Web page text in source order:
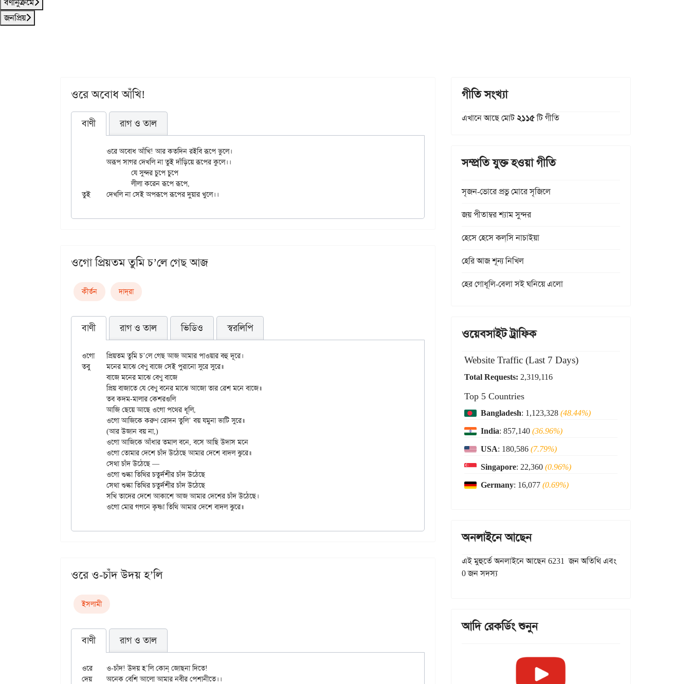
বর্ণানুক্রমে
জনপ্রিয়
ওরে অবোধ আঁখি!
বাণী রাগ ও তাল
	অরূপ সাগর দেখলি না তুই দাঁড়িয়ে রূপের কুলে।।
		লীলা করেন রূপে রূপে,
ওগো প্রিয়তম তুমি চ’লে গেছ আজ
কীর্তন দাদ্‌রা
বাণী রাগ ও তাল ভিডিও স্বরলিপি
ওগো	প্রিয়তম তুমি চ’লে গেছ আজ আমার পাওয়ার বহু দূরে।
তবু	মনের মাঝে বেণু বাজে সেই পুরানো সুরে সুরে॥
	বাজে মনের মাঝে বেণু বাজে
	প্রিয় বাজাতে যে বেণু বনের মাঝে আজো তার রেশ মনে বাজে॥
	তব কদম-মালার কেশরগুলি
	আজি ছেয়ে আছে ওগো পথের ধূলি,
	সখি তাদের দেশে আকাশে আজ আমার দেশের চাঁদ উঠেছে।
ওরে ও-চাঁদ উদয় হ’লি
ইসলামী
বাণী রাগ ও তাল
ওরে	ও-চাঁদ! উদয় হ’লি কোন্ জোছনা দিতে!
দেয়	অনেক বেশি আলো আমার নবীর পেশানীতে।।
গীতি সংখ্যা
এখানে আছে মোট২১১৫টি গীতি
সম্প্রতি যুক্ত হওয়া গীতি
সৃজন-ভোরে প্রভু মোরে সৃজিলে
জয় পীতাম্বর শ্যাম সুন্দর
হেসে হেসে কল্‌সি নাচাইয়া
হেরি আজ শূন্য নিখিল
হের গোধূলি-বেলা সই ঘনিয়ে এলো
ওয়েবসাইট ট্রাফিক
Website Traffic (Last 7 Days)
Total Requests: 2,319,116
Top 5 Countries
Bangladesh: 1,123,328(48.44%)
India: 857,140(36.96%)
USA: 180,586(7.79%)
Singapore: 22,360(0.96%)
Germany: 16,077(0.69%)
অনলাইনে আছেন
এই মুহুর্তে অনলাইনে আছেন 6231 জন অতিথি এবং
0 জন সদস্য
আদি রেকর্ডিং শুনুন